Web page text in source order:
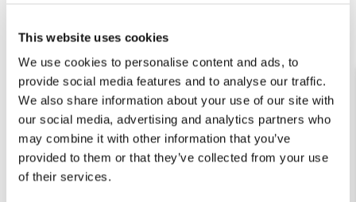
This website uses cookies
We use cookies to personalise content and ads, to
provide social media features and to analyse our traffic.
We also share information about your use of our site with
our social media, advertising and analytics partners who
may combine it with other information that you’ve
provided to them or that they’ve collected from your use
of their services.